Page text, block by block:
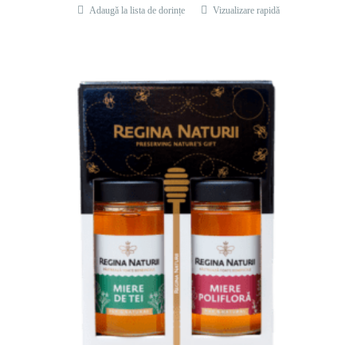
Adaugă la lista de dorințe Vizualizare rapidă